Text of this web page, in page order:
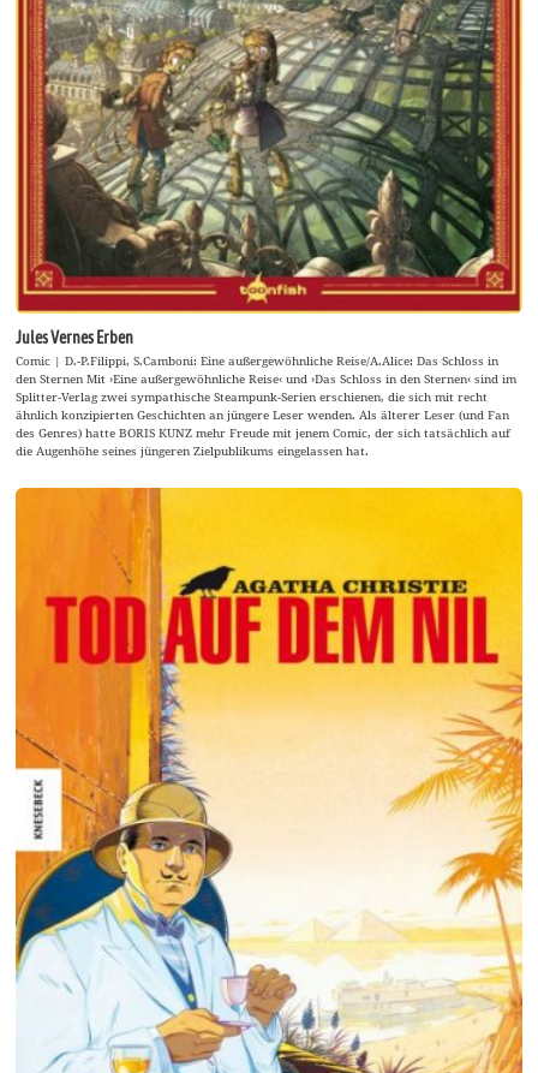
Jules Vernes Erben
Comic | D.-P.Filippi, S.Camboni: Eine außergewöhnliche Reise/A.Alice: Das Schloss in
den Sternen Mit ›Eine außergewöhnliche Reise‹ und ›Das Schloss in den Sternen‹ sind im
Splitter-Verlag zwei sympathische Steampunk-Serien erschienen, die sich mit recht
ähnlich konzipierten Geschichten an jüngere Leser wenden. Als älterer Leser (und Fan
des Genres) hatte BORIS KUNZ mehr Freude mit jenem Comic, der sich tatsächlich auf
die Augenhöhe seines jüngeren Zielpublikums eingelassen hat.